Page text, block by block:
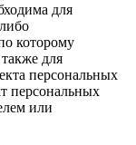
для
которому
для
персональных
персональных
или